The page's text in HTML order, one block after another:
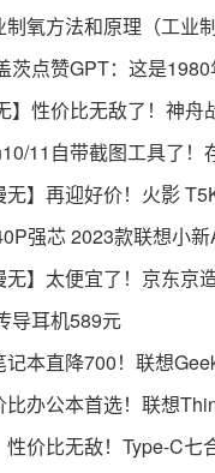
氧方法和原理（工业
茨点赞GPT：这是
】性价比无敌了！神
11自带截图工具了！
】再迎好价！火影
强芯 2023款联想小
】太便宜了！京东京
导耳机589元
记本直降700！联想
比办公本首选！联想
价比无敌！Type-C七